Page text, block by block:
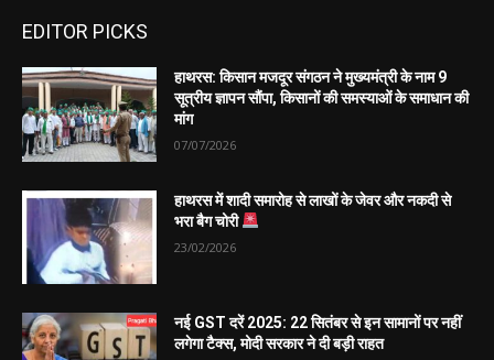
EDITOR PICKS
हाथरस: किसान मजदूर संगठन ने मुख्यमंत्री के नाम 9
सूत्रीय ज्ञापन सौंपा, किसानों की समस्याओं के समाधान की
मांग
07/07/2026
हाथरस में शादी समारोह से लाखों के जेवर और नकदी से
भरा बैग चोरी
23/02/2026
नई GST दरें 2025: 22 सितंबर से इन सामानों पर नहीं
लगेगा टैक्स, मोदी सरकार ने दी बड़ी राहत